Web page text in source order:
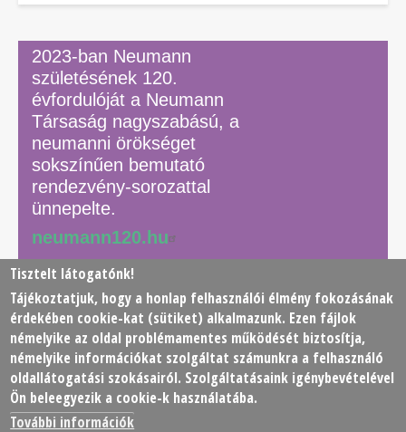
2023-ban Neumann
születésének 120.
évfordulóját a Neumann
Társaság nagyszabású, a
neumanni örökséget
sokszínűen bemutató
rendezvény-sorozattal
ünnepelte.
neumann120.hu
© 2026 Neumann János Számítógéptudományi Társaság
(NJSZT)
Footer
menu
Adatkezelési tájékoztató Impresszum Kapcsolat
Tisztelt látogatónk!
Tájékoztatjuk, hogy a honlap felhasználói élmény fokozásának
érdekében cookie-kat (sütiket) alkalmazunk. Ezen fájlok
némelyike az oldal problémamentes működését biztosítja,
némelyike információkat szolgáltat számunkra a felhasználó
oldallátogatási szokásairól. Szolgáltatásaink igénybevételével
Ön beleegyezik a cookie-k használatába.
További információk